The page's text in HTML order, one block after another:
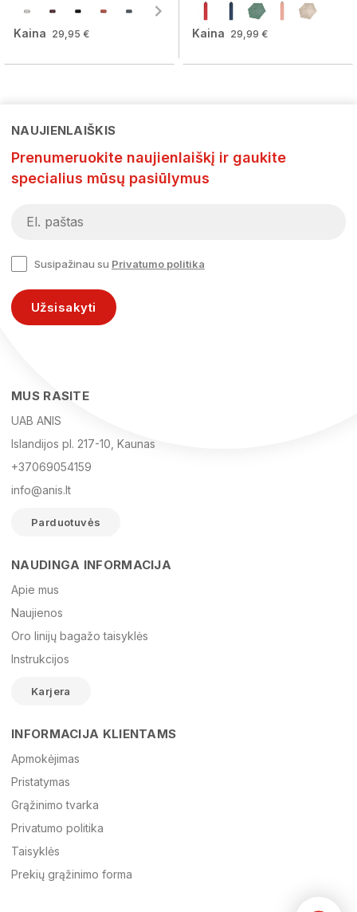
Kaina 29,95 € Kaina 29,99 €
El. paštas
Žinutė
NAUJIENLAIŠKIS
Prenumeruokite naujienlaiškį ir gaukite
specialius mūsų pasiūlymus
Susipažinau su Privatumo politika
Užsisakyti
MUS RASITE
UAB ANIS
Islandijos pl. 217-10, Kaunas
+37069054159
info@anis.lt
Parduotuvės
NAUDINGA INFORMACIJA
Apie mus
Naujienos
Oro linijų bagažo taisyklės
Instrukcijos
Karjera
INFORMACIJA KLIENTAMS
Apmokėjimas
Pristatymas
Grąžinimo tvarka
Privatumo politika
Taisyklės
Prekių grąžinimo forma